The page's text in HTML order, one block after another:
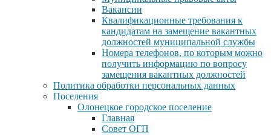
Вакансии
Квалификационные требования к
кандидатам на замещение вакантных
должностей муниципальной службы
Номера телефонов, по которым можно
получить информацию по вопросу
замещения вакантных должностей
Политика обработки персональных данных
Поселения
Олонецкое городское поселение
Главная
Совет ОГП